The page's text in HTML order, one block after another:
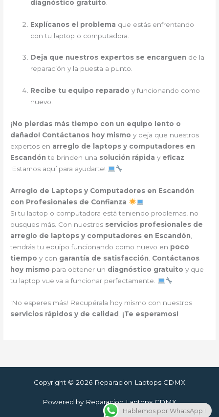
diagnóstico gratuito
Explícanos el problema que estás enfrentando
con tu laptop o computadora.
Deja que nuestros expertos se encarguen de la
reparación y la puesta a punto.
Recibe tu equipo reparado y funcionando como
nuevo.
¡No pierdas más tiempo con un equipo lento o
dañado! Contáctanos hoy mismo y deja que nuestros
expertos en arreglo de laptops y computadores en
Escandón te brinden una solución rápida y eficaz
¡Estamos aquí para ayudarte!
Arreglo de Laptops y Computadores en Escandón
con Profesionales de Confianza
Si tu laptop o computadora está teniendo problemas, no
busques más. Con nuestros servicios profesionales de
arreglo de laptops y computadores en Escandón
tendrás tu equipo funcionando como nuevo en poco
tiempo y con garantía de satisfacción Contáctanos
hoy mismo para obtener un diagnóstico gratuito y que
tu laptop vuelva a funcionar perfectamente.
¡No esperes más! Recupérala hoy mismo con nuestros
servicios rápidos y de calidad
¡Te esperamos!
Copyright © 2026 Reparacion Laptops CDMX
Powered by Reparacion Laptops CDMX
Hablemos por WhatsApp !